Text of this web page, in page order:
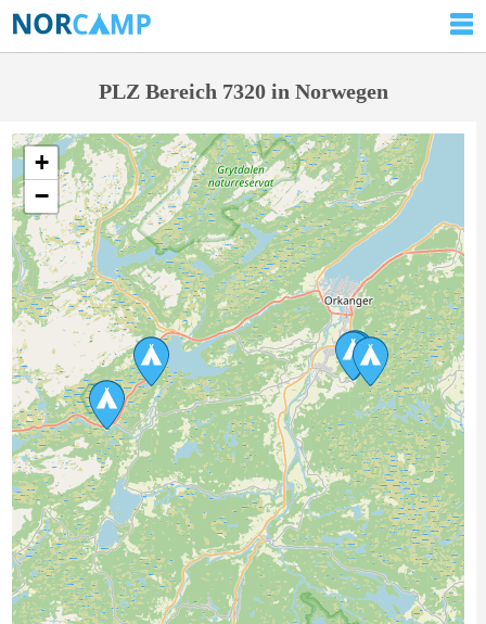
PLZ Bereich 7320 in Norwegen
+
−